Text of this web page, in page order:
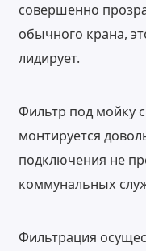
совершенно
обычного крана,
лидирует.
Фильтр под мойку
монтируется
подключения не
коммунальных
Фильтрация